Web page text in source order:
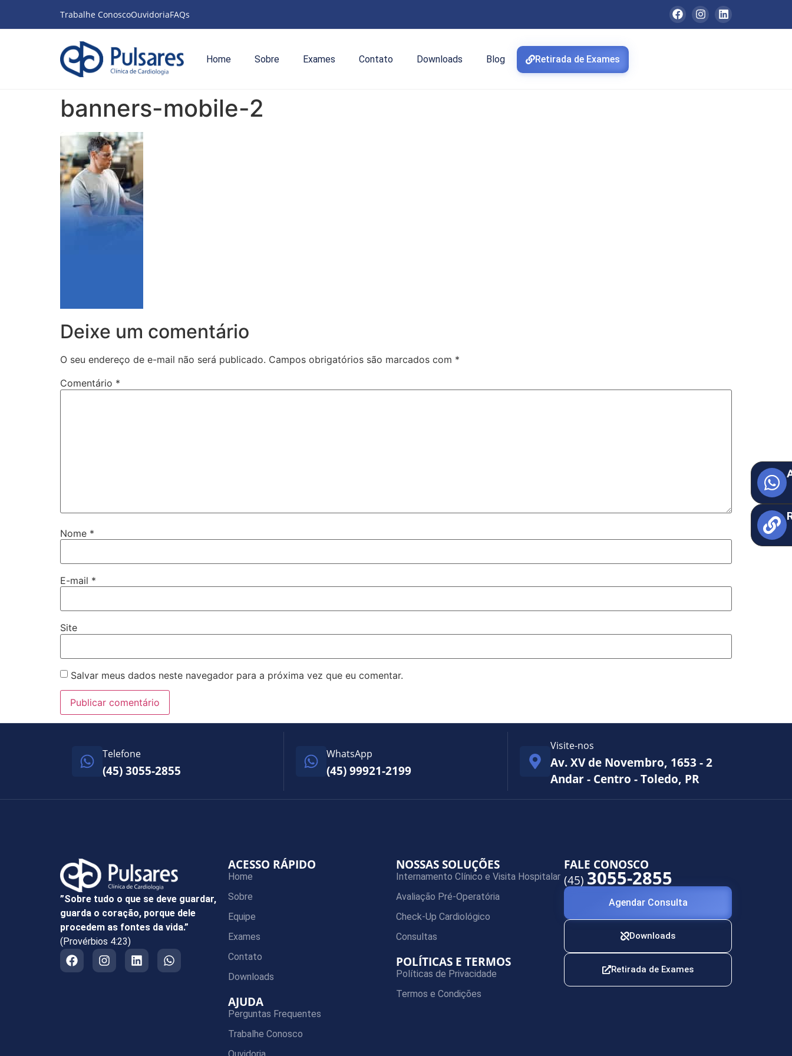
Trabalhe ConoscoOuvidoriaFAQs
Home Sobre Exames Contato Downloads Blog Retirada de Exames
banners-mobile-2
Deixe um comentário
O seu endereço de e-mail não será publicado. Campos obrigatórios são marcados com *
Comentário *
Nome *
E-mail *
Site
Salvar meus dados neste navegador para a próxima vez que eu comentar.
Telefone
(45) 3055-2855
WhatsApp
(45) 99921-2199
Visite-nos
Av. XV de Novembro, 1653 - 2
Andar - Centro - Toledo, PR
”Sobre tudo o que se deve guardar,
guarda o coração, porque dele
procedem as fontes da vida.”
(Provérbios 4:23)
ACESSO RÁPIDO
Home
Sobre
Equipe
Exames
Contato
Downloads
AJUDA
Perguntas Frequentes
Trabalhe Conosco
NOSSAS SOLUÇÕES
Internamento Clínico e Visita Hospitalar
Avaliação Pré-Operatória
Check-Up Cardiológico
Consultas
POLÍTICAS E TERMOS
Políticas de Privacidade
Termos e Condições
FALE CONOSCO
(45) 3055-2855
Agendar Consulta
Downloads
Retirada de Exames